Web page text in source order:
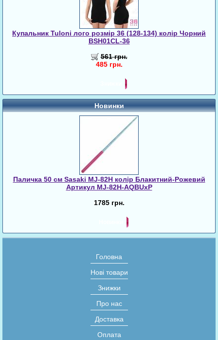
Купальник Tuloni лого розмір 36 (128-134) колір Чорний
BSH01CL-36
561 грн.
485 грн.
Новинки
Паличка 50 см Sasaki MJ-82H колір Блакитний-Рожевий
Артикул MJ-82H-AQBUxP
1785 грн.
Головна
Нові товари
Знижки
Про нас
Доставка
Оплата